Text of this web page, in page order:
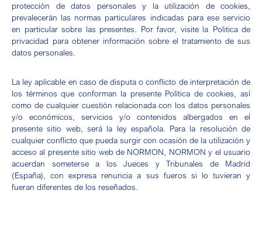
protección de datos personales y la utilización de cookies,
prevalecerán las normas particulares indicadas para ese servicio
en particular sobre las presentes. Por favor, visite la Politica de
privacidad para obtener información sobre el tratamiento de sus
datos personales.
La ley aplicable en caso de disputa o conflicto de interpretación de
los términos que conforman la presente Política de cookies, así
como de cualquier cuestión relacionada con los datos personales
y/o económicos, servicios y/o contenidos albergados en el
presente sitio web, será la ley española. Para la resolución de
cualquier conflicto que pueda surgir con ocasión de la utilización y
acceso al presente sitio web de NORMON, NORMON y el usuario
acuerdan someterse a los Jueces y Tribunales de Madrid
(España), con expresa renuncia a sus fueros si lo tuvieran y
fueran diferentes de los reseñados.